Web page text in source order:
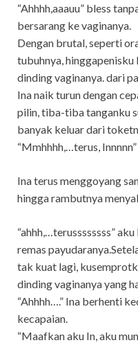
“Ahhhh,aaauu” bless
bersarang ke vaginanya.
Dengan brutal, seperti
tubuhnya, hinggapenisku
dinding vaginanya. dari
Ina naik turun dengan
pilin, tiba-tiba tanganku
banyak keluar dari
“Mmhhhh,…terus,
Ina terus menggoyang
hingga rambutnya
“ahhh,…terussssssss”
remas
tak kuat lagi,
dinding vaginanya yang
“Ahhhh….” Ina berhenti
kecapaian.
“Maafkan aku In, aku